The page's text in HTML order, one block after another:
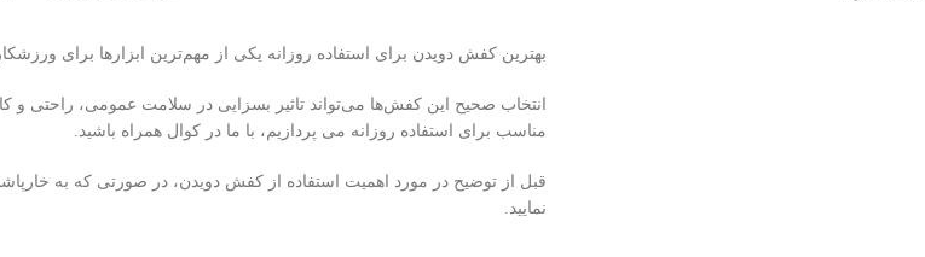
بهترین کفش دویدن برای استفاده روزانه یکی از مهم‌ترین ابزارها برای
انتخاب صحیح این کفش‌ها می‌تواند تاثیر بسزایی در سلامت عمومی، راحتی
مناسب برای استفاده روزانه می پردازیم، با ما در کوال همراه باشید.
قبل از توضیح در مورد اهمیت استفاده از کفش دویدن، در صورتی که به
نمایید.